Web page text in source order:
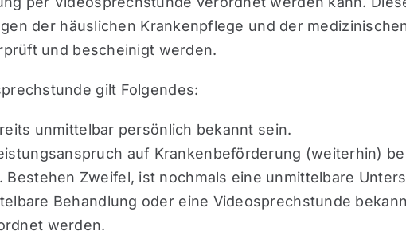
der häuslichen Krankenpflege und der
und bescheinigt werden.
gilt Folgendes:
unmittelbar persönlich bekannt sein.
auf Krankenbeförderung (weiterhin)
Zweifel, ist nochmals eine unmittelbare
Behandlung oder eine Videosprechstunde
werden.